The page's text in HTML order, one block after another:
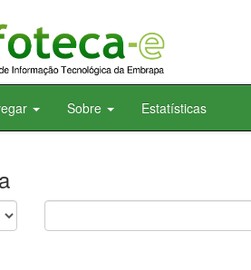
Sobre Estatísticas